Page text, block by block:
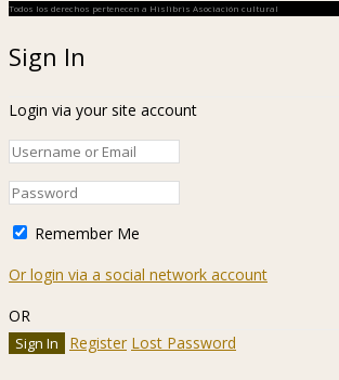
Todos los derechos pertenecen a Hislibris Asociación cultural
Sign In
Login via your site account
Remember Me
Or login via a social network account
OR
Register Lost Password